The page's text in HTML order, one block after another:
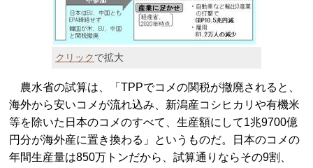
クリックで拡大
農水省の試算は、「TPPでコメの関税が撤廃されると、
海外から安いコメが流れ込み、新潟産コシヒカリや有機米
等を除いた日本のコメのすべて、生産額にして1兆9700億
円分が海外産に置き換わる」というものだ。日本のコメの
年間生産量は850万トンだから、試算通りならその9割、